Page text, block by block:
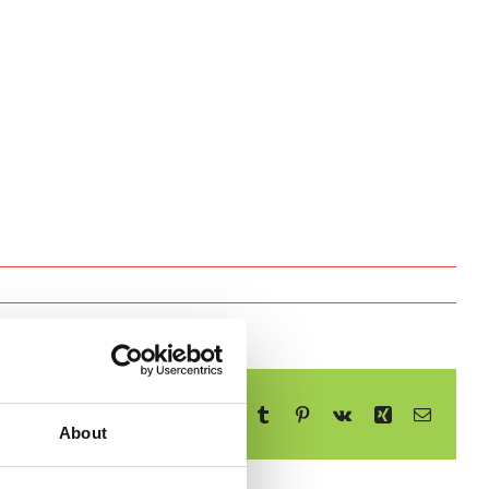
About
WhatsAppTelegramTumblr Pinterest
Vk XingE-